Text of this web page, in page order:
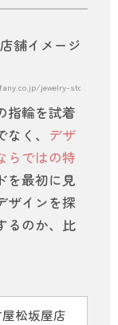
jewelry-stores/
指輪を試着
く、 デザ
らではの特
を最初に見
ザインを探
るのか、比
松坂屋店